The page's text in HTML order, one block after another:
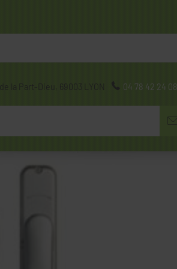
la Part-Dieu, 69003 LYON 04 78 42 24 08